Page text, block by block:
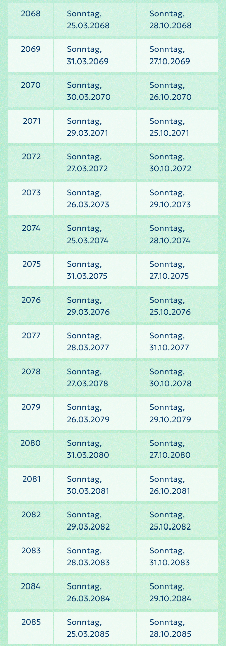
2068
Sonntag,
25.03.2068
Sonntag,
28.10.2068
2069
Sonntag,
31.03.2069
Sonntag,
27.10.2069
2070
Sonntag,
30.03.2070
Sonntag,
26.10.2070
2071
Sonntag,
29.03.2071
Sonntag,
25.10.2071
2072
Sonntag,
27.03.2072
Sonntag,
30.10.2072
2073
Sonntag,
26.03.2073
Sonntag,
29.10.2073
2074
Sonntag,
25.03.2074
Sonntag,
28.10.2074
2075
Sonntag,
31.03.2075
Sonntag,
27.10.2075
2076
Sonntag,
29.03.2076
Sonntag,
25.10.2076
2077
Sonntag,
28.03.2077
Sonntag,
31.10.2077
2078
Sonntag,
27.03.2078
Sonntag,
30.10.2078
2079
Sonntag,
26.03.2079
Sonntag,
29.10.2079
2080
Sonntag,
31.03.2080
Sonntag,
27.10.2080
2081
Sonntag,
30.03.2081
Sonntag,
26.10.2081
2082
Sonntag,
29.03.2082
Sonntag,
25.10.2082
2083
Sonntag,
28.03.2083
Sonntag,
31.10.2083
2084
Sonntag,
26.03.2084
Sonntag,
29.10.2084
2085
Sonntag,
25.03.2085
Sonntag,
28.10.2085